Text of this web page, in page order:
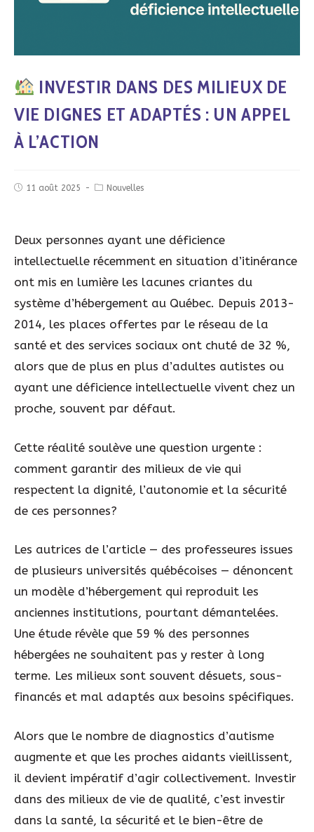
INVESTIR DANS DES MILIEUX DE
VIE DIGNES ET ADAPTÉS : UN APPEL
À L’ACTION
11 août 2025 Nouvelles
Deux personnes ayant une déficience
intellectuelle récemment en situation d’itinérance
ont mis en lumière les lacunes criantes du
système d’hébergement au Québec. Depuis 2013-
2014, les places offertes par le réseau de la
santé et des services sociaux ont chuté de 32 %,
alors que de plus en plus d’adultes autistes ou
ayant une déficience intellectuelle vivent chez un
proche, souvent par défaut.
Cette réalité soulève une question urgente :
comment garantir des milieux de vie qui
respectent la dignité, l’autonomie et la sécurité
de ces personnes?
Les autrices de l’article — des professeures issues
de plusieurs universités québécoises — dénoncent
un modèle d’hébergement qui reproduit les
anciennes institutions, pourtant démantelées.
Une étude révèle que 59 % des personnes
hébergées ne souhaitent pas y rester à long
terme. Les milieux sont souvent désuets, sous-
financés et mal adaptés aux besoins spécifiques.
Alors que le nombre de diagnostics d’autisme
augmente et que les proches aidants vieillissent,
il devient impératif d’agir collectivement. Investir
dans des milieux de vie de qualité, c’est investir
dans la santé, la sécurité et le bien-être de